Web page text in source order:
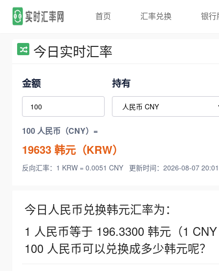
首页 汇率兑换 银行
今日实时汇率
金额 持有
100 人民币（CNY）=
19633韩元（KRW）
反向汇率：1 KRW = 0.0051 CNY 更新时间：2026-08-07
今日人民币兑换韩元汇率为：
1 人民币等于 196.3300 韩元（1
100 人民币可以兑换成多少韩元呢？